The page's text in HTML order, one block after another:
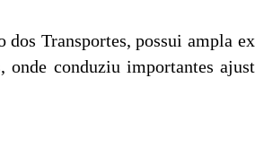
Transportes, possui ampla
onde conduziu importantes